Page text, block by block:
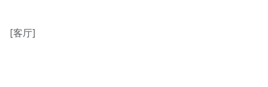
[客厅]